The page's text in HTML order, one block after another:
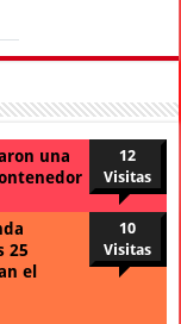
una
12
Visitas
25
el
10
Visitas